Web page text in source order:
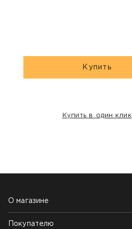
Купить
Купить в один клик
О магазине
Почему выбирают нас
Покупателю